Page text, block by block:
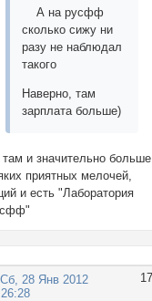
А на русфф
сколько сижу ни
разу не наблюдал
такого
Наверно, там
зарплата больше)
и значительно больше
приятных мелочей,
и есть "Лаборатория
17
Сб, 28 Янв 2012